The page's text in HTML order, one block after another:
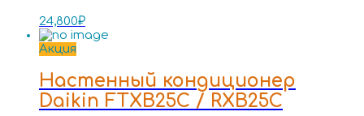
24,800₽
Акция
Настенный кондиционер
Daikin FTXB25C / RXB25C